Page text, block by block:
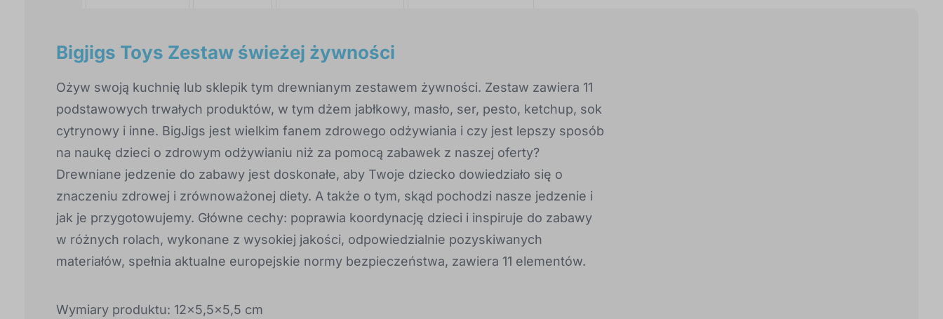
Bigjigs Toys Zestaw świeżej żywności
Ożyw swoją kuchnię lub sklepik tym drewnianym zestawem żywności. Zestaw zawiera 11
podstawowych trwałych produktów, w tym dżem jabłkowy, masło, ser, pesto, ketchup, sok
cytrynowy i inne. BigJigs jest wielkim fanem zdrowego odżywiania i czy jest lepszy sposób
na naukę dzieci o zdrowym odżywianiu niż za pomocą zabawek z naszej oferty?
Drewniane jedzenie do zabawy jest doskonałe, aby Twoje dziecko dowiedziało się o
znaczeniu zdrowej i zrównoważonej diety. A także o tym, skąd pochodzi nasze jedzenie i
jak je przygotowujemy. Główne cechy: poprawia koordynację dzieci i inspiruje do zabawy
w różnych rolach, wykonane z wysokiej jakości, odpowiedzialnie pozyskiwanych
materiałów, spełnia aktualne europejskie normy bezpieczeństwa, zawiera 11 elementów.
Wymiary produktu: 12x5,5x5,5 cm